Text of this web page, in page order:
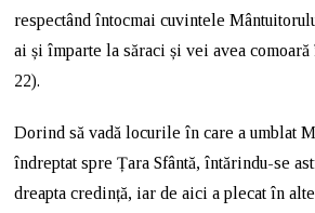
respectând întocmai cuvintele
ai și împarte la săraci și vei avea
22).
Dorind să vadă locurile în care a umblat
îndreptat spre Țara Sfântă, întărindu-se
dreapta credință, iar de aici a plecat în